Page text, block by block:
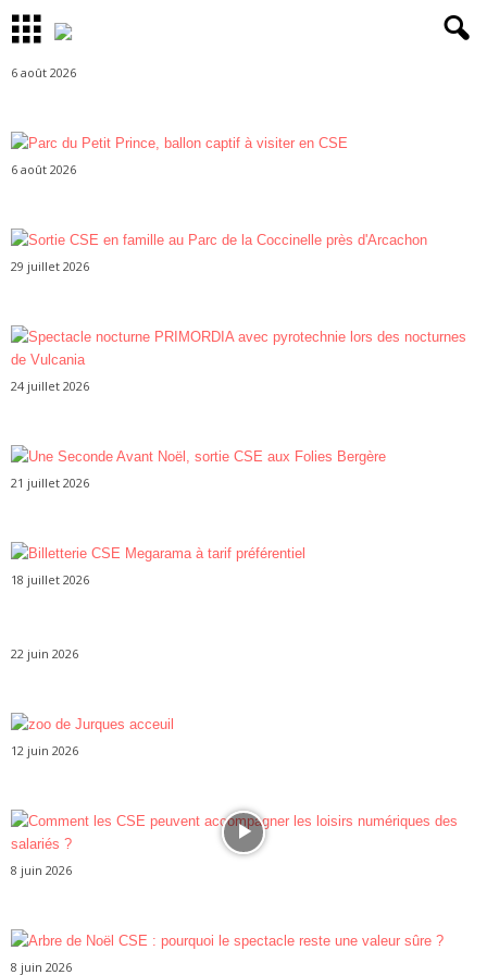
6 août 2026
6 août 2026
29 juillet 2026
24 juillet 2026
21 juillet 2026
18 juillet 2026
22 juin 2026
12 juin 2026
8 juin 2026
8 juin 2026